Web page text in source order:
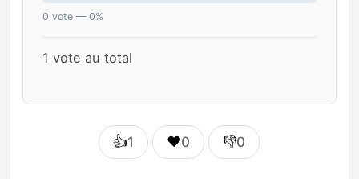
0 vote — 0%
1 vote au total
👍1 ❤️0 👎0